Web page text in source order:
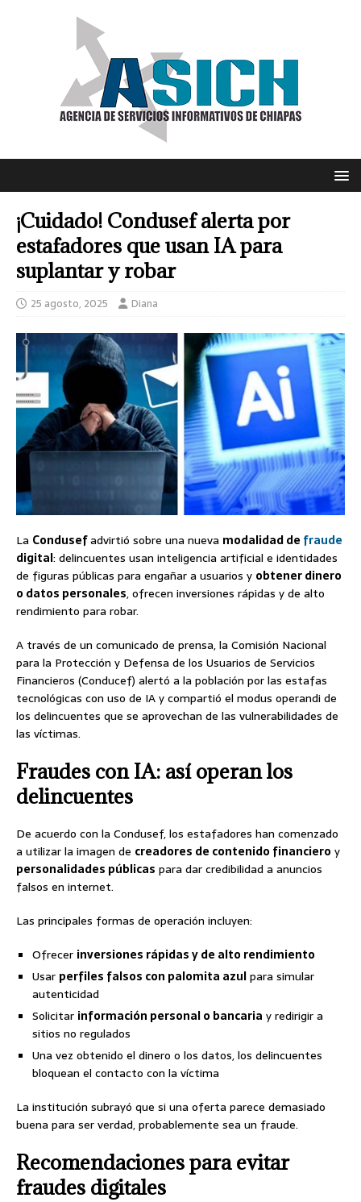
¡Cuidado! Condusef alerta por
estafadores que usan IA para
suplantar y robar
25 agosto, 2025 Diana
La Condusefadvirtió sobre una nueva modalidad de fraude
digital: delincuentes usan inteligencia artificial e identidades
de figuras públicas para engañar a usuarios y obtener dinero
o datos personales, ofrecen inversiones rápidas y de alto
rendimiento para robar.
A través de un comunicado de prensa, la Comisión Nacional
para la Protección y Defensa de los Usuarios de Servicios
Financieros (Conducef) alertó a la población por las estafas
tecnológicas con uso de IA y compartió el modus operandi de
los delincuentes que se aprovechan de las vulnerabilidades de
las víctimas.
Fraudes con IA: así operan los
delincuentes
De acuerdo con la Condusef, los estafadores han comenzado
a utilizar la imagen de creadores de contenido financiero y
personalidades públicas para dar credibilidad a anuncios
falsos en internet.
Las principales formas de operación incluyen:
Ofrecer inversiones rápidas y de alto rendimiento
Usar perfiles falsos con palomita azulpara simular
autenticidad
Solicitar información personal o bancaria y redirigir a
sitios no regulados
Una vez obtenido el dinero o los datos, los delincuentes
bloquean el contacto con la víctima
La institución subrayó que si una oferta parece demasiado
buena para ser verdad, probablemente sea un fraude.
Recomendaciones para evitar
fraudes digitales